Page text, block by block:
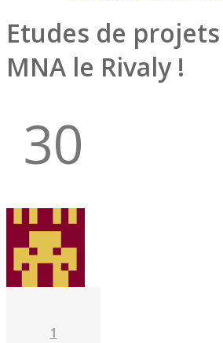
Etudes de
MNA le Rivaly !
30
1